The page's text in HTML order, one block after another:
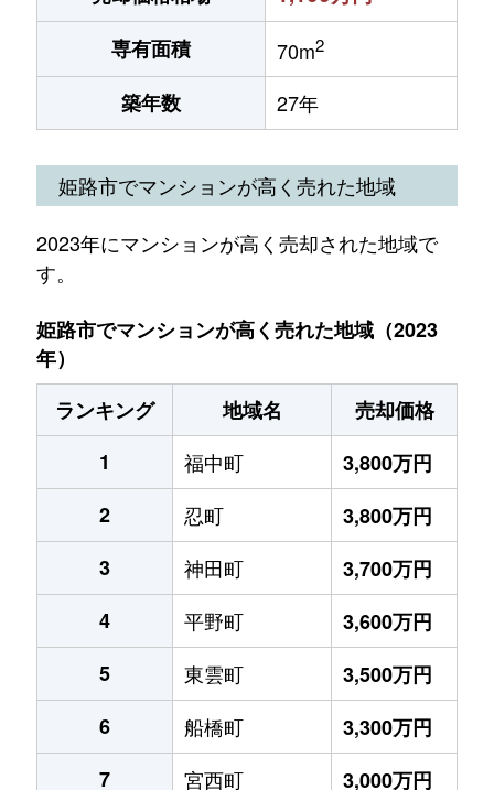
専有面積 70m2
築年数 27年
姫路市でマンションが高く売れた地域
2023年にマンションが高く売却された地域で
す。
姫路市でマンションが高く売れた地域（2023
年）
ランキング
地域名
売却価格
1
福中町
3,800万円
2
忍町
3,800万円
3
神田町
3,700万円
4
平野町
3,600万円
5
東雲町
3,500万円
6
船橋町
3,300万円
7
宮西町 3,000万円